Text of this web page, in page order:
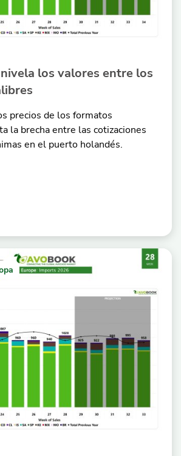
los valores entre los
precios de los formatos
la brecha entre las cotizaciones
en el puerto holandés.